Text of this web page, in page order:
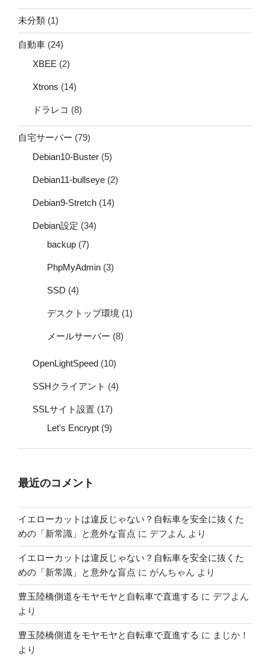
未分類 (1)
自動車 (24)
XBEE (2)
Xtrons (14)
ドラレコ (8)
自宅サーバー (79)
Debian10-Buster (5)
Debian11-bullseye (2)
Debian9-Stretch (14)
Debian設定 (34)
backup (7)
PhpMyAdmin (3)
SSD (4)
デスクトップ環境 (1)
メールサーバー (8)
OpenLightSpeed (10)
SSHクライアント (4)
SSLサイト設置 (17)
Let's Encrypt (9)
最近のコメント
イエローカットは違反じゃない？自転車を安全に抜くた
めの「新常識」と意外な盲点 に デフよん より
イエローカットは違反じゃない？自転車を安全に抜くた
めの「新常識」と意外な盲点 に がんちゃん より
豊玉陸橋側道をモヤモヤと自転車で直進する に デフよん
より
豊玉陸橋側道をモヤモヤと自転車で直進する に まじか！
より